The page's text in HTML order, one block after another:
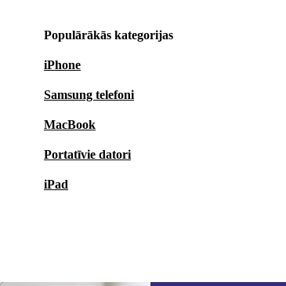
Populārākās kategorijas
iPhone
Samsung telefoni
MacBook
Portatīvie datori
iPad